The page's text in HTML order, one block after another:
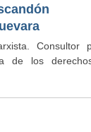
Consultor
de los